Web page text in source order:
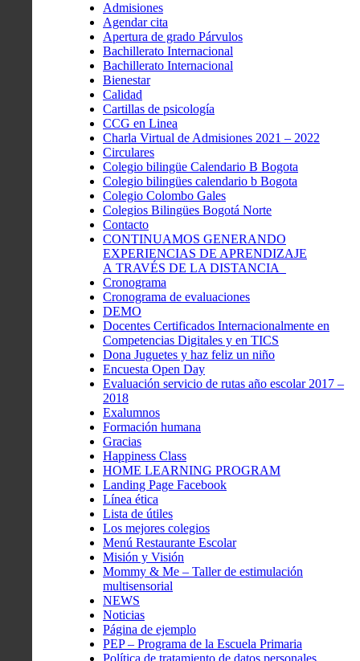
Admisiones
Agendar cita
Apertura de grado Párvulos
Bachillerato Internacional
Bachillerato Internacional
Bienestar
Calidad
Cartillas de psicología
CCG en Linea
Charla Virtual de Admisiones 2021 – 2022
Circulares
Colegio bilingüe Calendario B Bogota
Colegio bilingües calendario b Bogota
Colegio Colombo Gales
Colegios Bilingües Bogotá Norte
Contacto
CONTINUAMOS GENERANDO
EXPERIENCIAS DE APRENDIZAJE
A TRAVÉS DE LA DISTANCIA
Cronograma
Cronograma de evaluaciones
DEMO
Docentes Certificados Internacionalmente en
Competencias Digitales y en TICS
Dona Juguetes y haz feliz un niño
Encuesta Open Day
Evaluación servicio de rutas año escolar 2017 –
2018
Exalumnos
Formación humana
Gracias
Happiness Class
HOME LEARNING PROGRAM
Landing Page Facebook
Línea ética
Lista de útiles
Los mejores colegios
Menú Restaurante Escolar
Misión y Visión
Mommy & Me – Taller de estimulación
multisensorial
NEWS
Noticias
Página de ejemplo
PEP – Programa de la Escuela Primaria